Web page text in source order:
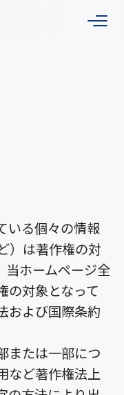
いる個々の情報
）は著作権の対
当ホームページ全
の対象となって
および国際条約
または一部につ
など著作権法上